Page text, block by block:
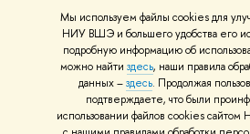
Мы используем файлы cookies для
НИУ ВШЭ и большего удобства его
подробную информацию об
можно найти здесь, наши правила
данных –здесь. Продолжая
подтверждаете, что были
использовании файлов cookies
Людям с ограниченными возможностями
Единая платежная страница
Работа в Вышке
© НИУ ВШЭ 1993–2026 Адреса и контакты